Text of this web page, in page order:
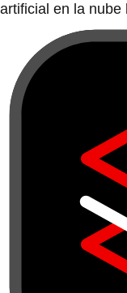
artificial en la nube